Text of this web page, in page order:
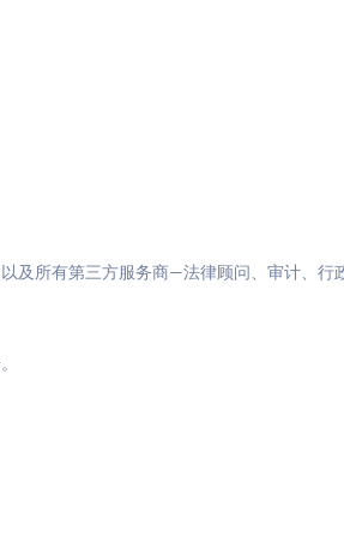
及所有第三方服务商—法律顾问、审计、行